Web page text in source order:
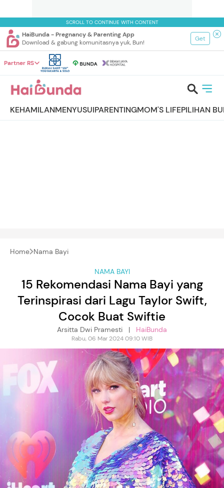
SCROLL TO CONTINUE WITH CONTENT
HaiBunda - Pregnancy & Parenting App
Download & gabung komunitasnya yuk, Bun!
Get
Partner RS
KEHAMILANMENYUSUIPARENTINGMOM'S LIFEPILIHAN
Home Nama Bayi
NAMA BAYI
15 Rekomendasi Nama Bayi yang
Terinspirasi dari Lagu Taylor Swift,
Cocok Buat Swiftie
Arsitta Dwi Pramesti | HaiBunda
Rabu, 06 Mar 2024 09:10 WIB